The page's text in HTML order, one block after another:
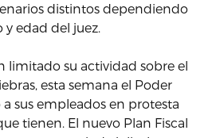
distintos dependiendo
y edad del juez.
limitado su actividad sobre el
esta semana el Poder
sus empleados en protesta
tienen. El nuevo Plan Fiscal